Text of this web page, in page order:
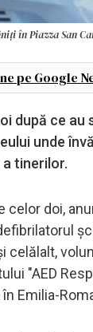
în Piazza San
pe Google
după ce
unde
tinerilor.
doi,
"AED
Emilia-